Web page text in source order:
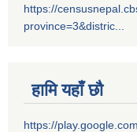
https://
province=3&distric...
हामि यहाँ छौ
https://